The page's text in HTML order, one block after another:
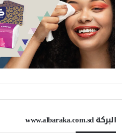
البركة www.albaraka.com.sd